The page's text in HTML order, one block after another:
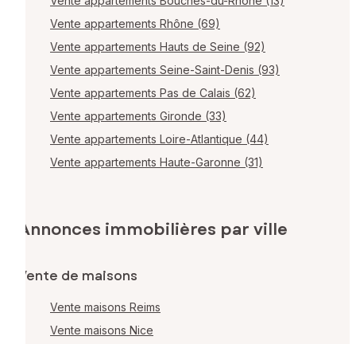
Vente appartements Rhône (69)
Vente appartements Hauts de Seine (92)
Vente appartements Seine-Saint-Denis (93)
Vente appartements Pas de Calais (62)
Vente appartements Gironde (33)
Vente appartements Loire-Atlantique (44)
Vente appartements Haute-Garonne (31)
Annonces immobilières par ville
Vente de maisons
Vente maisons Reims
Vente maisons Nice